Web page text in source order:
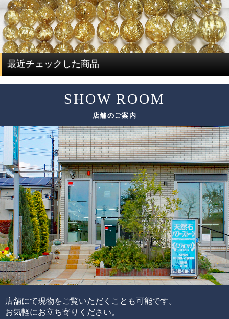
通常、この組み替え作業を行うには、同じサイズ、同じ品
質のブレスレットを複数用意する必要があり、費用がかさ
んでしまい容易なことではありません。
ですが、ルチルクォーツに特化した専門店だからこそ、一
度に大量にルチルクォーツを仕入れることで費用を抑え、
サイズ毎に本数も揃うことで、この組み替え作業を可能と
ただし、希少性の高いルチルクォーツは、仕入れのチャン
スも限られてしまうため、替えのビーズをご用意できない
場合がございます。
その場合は、ありのままの美しさをご紹介しております。
す。
ルチルクォーツを評価する際には、ルチルと水晶で分けて
評価する必要があります。
ルチルクォーツの評価は、「ルチル」「水晶」の2つの要素
で決まります。
基準となる評価ポイント
ルチル
色味
太さ
輝き方
入り方
水晶
色味
透明度
この他にも細かい評価ポイントはございますが、大きく分
けて6つの評価ポイントを基に、各要素の水準が決まり、そ
れらを合算することで品質を見極めています。
ブレスレットの品質階級は、ブレスレットを構成している
各ビーズの品質水準の高さと品質水準のムラで決まりま
す。
通常、半貴石には上記のような基準を基にした品質管理を
することが出来ません。
最近チェックした商品
SHOW ROOM
店舗のご案内
店舗にて現物をご覧いただくことも可能です。
お気軽にお立ち寄りください。